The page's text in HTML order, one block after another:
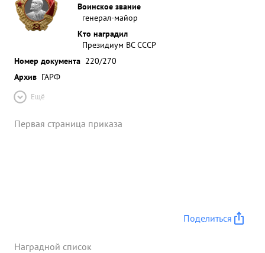
Воинское звание
генерал-майор
Кто наградил
Президиум ВС СССР
Номер документа 220/270
Архив ГАРФ
Ещё
Первая страница приказа
Поделиться
Наградной список